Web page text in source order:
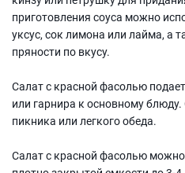
приготовления соуса можно
уксус, сок лимона или лайма, а
пряности по вкусу.
Салат с красной фасолью
или гарнира к основному
пикника или легкого обеда.
Салат с красной фасолью